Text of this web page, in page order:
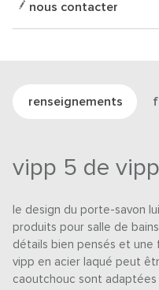
nous contacter
renseignements
vipp 5 de vipp
le design du porte-savon
produits pour salle de
détails bien pensés et une
vipp en acier laqué peut
caoutchouc sont adaptées